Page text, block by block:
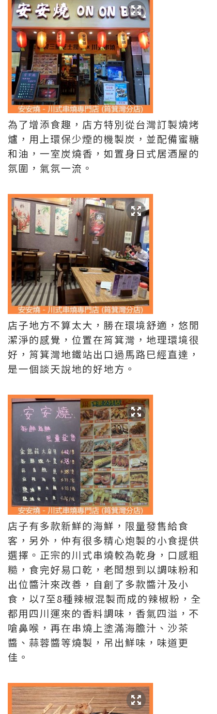
為了增添食趣，店方特別從台灣訂製燒烤
爐，用上環保少煙的機製炭，並配備蜜糖
和油，一室炭燒香，如置身日式居酒屋的
氛圍，氣氛一流。
店子地方不算太大，勝在環境舒適，悠閒
潔淨的感覺，位置在筲箕灣，地理環境很
好，筲箕灣地鐵站出口過馬路巳經直達，
是一個談天說地的好地方。
店子有多款新鮮的海鮮，限量發售給食
客，另外，仲有很多精心炮製的小食提供
選擇。正宗的川式串燒較為乾身，口感粗
糙，食完好易口乾，老闆想到以調味粉和
出位醬汁來改善，自創了多款醬汁及小
食，以7至8種辣椒混製而成的辣椒粉，全
都用四川運來的香料調味，香氣四溢，不
嗆鼻喉，再在串燒上塗滿海膽汁、沙茶
醬、蒜蓉醬等燒製，吊出鮮味，味道更
佳。